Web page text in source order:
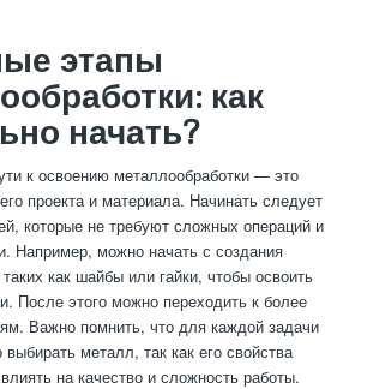
этапы
как
начать?
к освоению металлообработки — это
проекта и материала. Начинать следует
которые не требуют сложных операций и
Например, можно начать с создания
как шайбы или гайки, чтобы освоить
После этого можно переходить к более
Важно помнить, что для каждой задачи
металл, так как его свойства
на качество и сложность работы.